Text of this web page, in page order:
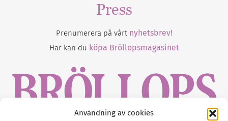
Användning av cookies
Press
Prenumerera på vårt nyhetsbrev!
Här kan du köpa Bröllopsmagasinet